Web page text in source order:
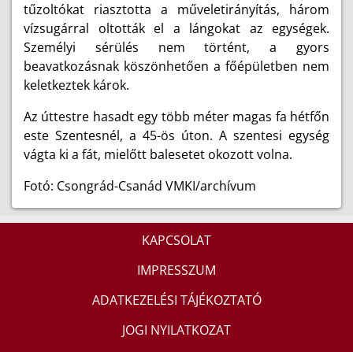
tűzoltókat riasztotta a műveletirányítás, három
vízsugárral oltották el a lángokat az egységek.
Személyi sérülés nem történt, a gyors
beavatkozásnak köszönhetően a főépületben nem
keletkeztek károk.
Az úttestre hasadt egy több méter magas fa hétfőn
este Szentesnél, a 45-ös úton. A szentesi egység
vágta ki a fát, mielőtt balesetet okozott volna.
Fotó: Csongrád-Csanád VMKI/archívum
KAPCSOLAT
IMPRESSZUM
ADATKEZELÉSI TÁJÉKOZTATÓ
JOGI NYILATKOZAT